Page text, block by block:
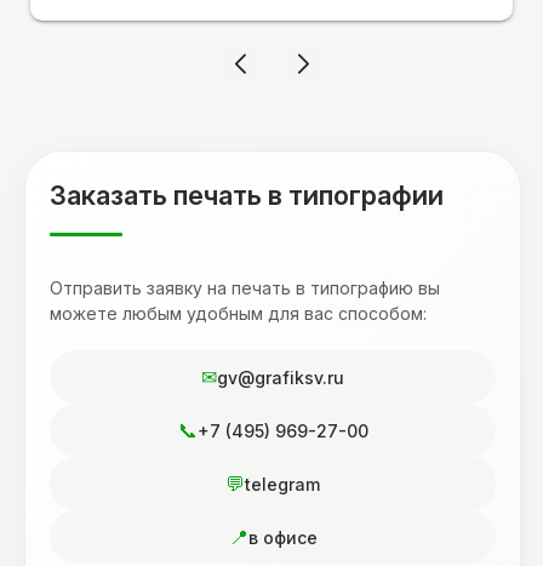
терпеливость, отвечала на все мои вопросы.
Заказать печать в типографии
Отправить заявку на печать в типографию вы
можете любым удобным для вас способом:
gv@grafiksv.ru
+7 (495) 969-27-00
telegram
в офисе